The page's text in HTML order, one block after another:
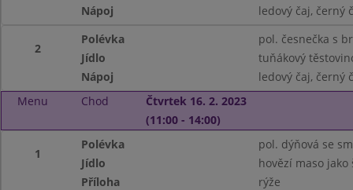
Nápoj
ledový čaj, černý
2
Polévka
pol. česnečka s
Jídlo
tuňákový
Nápoj
ledový čaj, černý
Menu
Chod
Čtvrtek 16. 2. 2023
(11:00 - 14:00)
1
Polévka
pol. dýňová se
Jídlo
hovězí maso
Příloha
rýže